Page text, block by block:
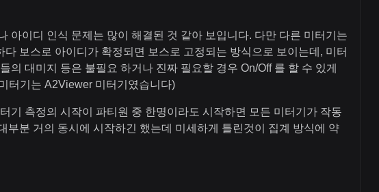
아이디 인식 문제는 많이 해결된 것 같아 보입니다. 다만 다른 미터기는
보스로 아이디가 확정되면 보스로 고정되는 방식으로 보이는데, 미터
대미지 등은 불필요 하거나 진짜 필요할 경우 On/Off 를 할 수 있게
터기는 A2Viewer 미터기였습니다)
기 측정의 시작이 파티원 중 한명이라도 시작하면 모든 미터기가 작동
분 거의 동시에 시작하긴 했는데 미세하게 틀린것이 집계 방식에 약